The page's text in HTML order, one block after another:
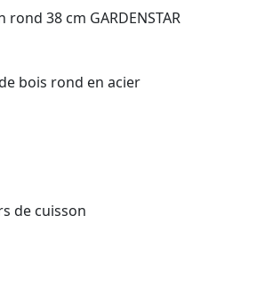
38 cm GARDENSTAR
bois rond en acier
de cuisson